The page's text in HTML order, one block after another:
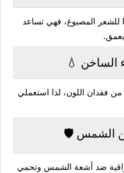
المصبوغ، فهي تساعد
فقدان اللون، لذا استعملي
ضد أشعة الشمس وتحمي